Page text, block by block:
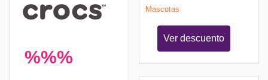
%%%
Mascotas
Ver descuento